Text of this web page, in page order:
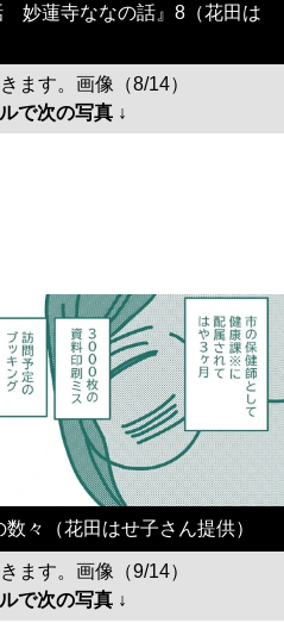
妙蓮寺ななの話』8（花田は
ます。画像（8/14）
で次の写真 ↓
々（花田はせ子さん提供）
ます。画像（9/14）
で次の写真 ↓